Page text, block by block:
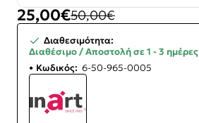
25,00€50,00€
Διαθεσιμότητα:
Διαθέσιμο / Αποστολή σε 1 - 3 ημέρες
Κωδικός: 6-50-965-0005